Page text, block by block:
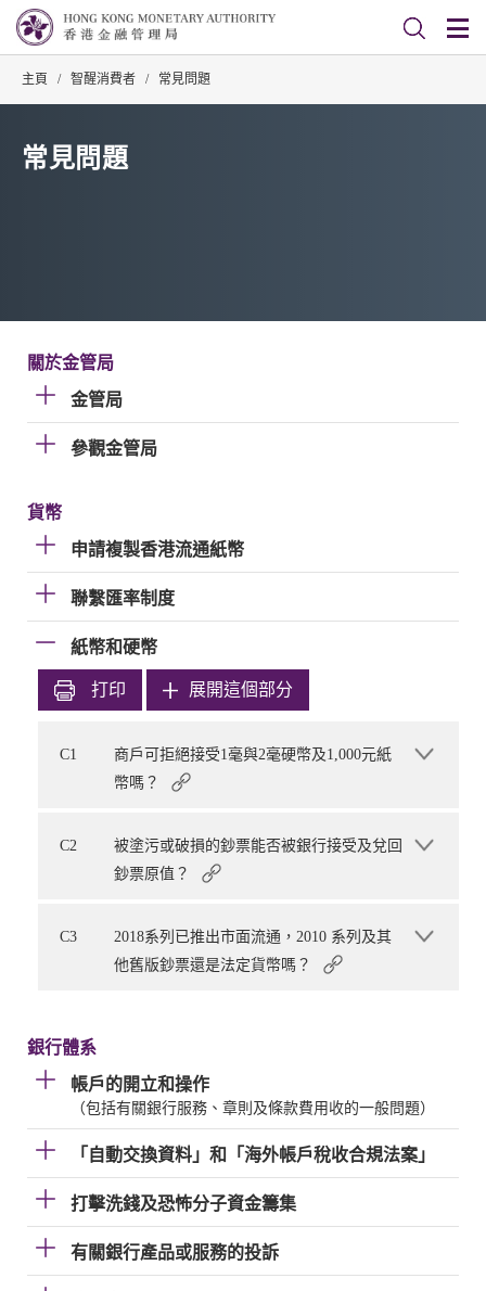
主頁 / 智醒消費者 / 常見問題
常見問題
關於金管局
金管局
參觀金管局
貨幣
申請複製香港流通紙幣
聯繫匯率制度
紙幣和硬幣
打印 展開這個部分
C1
商戶可拒絕接受1毫與2毫硬幣及1,000元紙
幣嗎？
C2
被塗污或破損的鈔票能否被銀行接受及兌回
鈔票原值？
C3
2018系列已推出市面流通，2010 系列及其
他舊版鈔票還是法定貨幣嗎？
銀行體系
帳戶的開立和操作
（包括有關銀行服務、章則及條款費用收的一般問題）
「自動交換資料」和「海外帳戶稅收合規法案」
打擊洗錢及恐怖分子資金籌集
有關銀行產品或服務的投訴